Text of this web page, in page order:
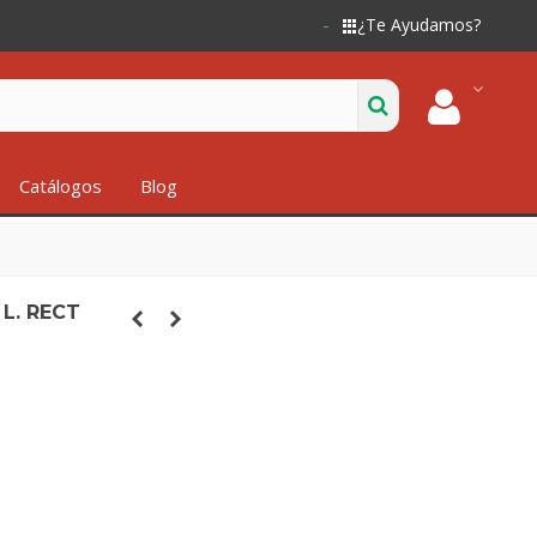
¿Te Ayudamos?
Catálogos Blog
RECT